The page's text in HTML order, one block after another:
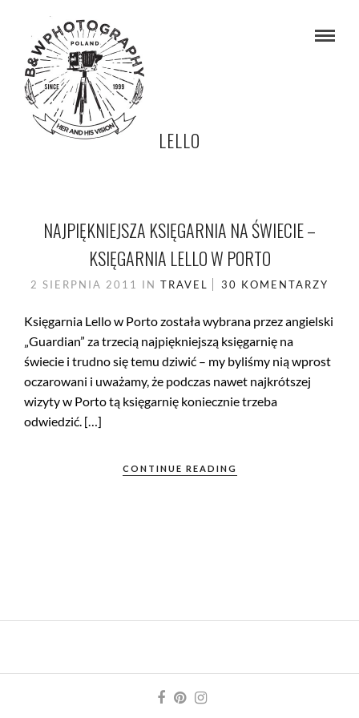
LELLO
NAJPIĘKNIEJSZA KSIĘGARNIA NA ŚWIECIE –
KSIĘGARNIA LELLO W PORTO
2 SIERPNIA 2011 IN TRAVEL 30 KOMENTARZY
Księgarnia Lello w Porto została wybrana przez angielski
„Guardian” za trzecią najpiękniejszą księgarnię na
świecie i trudno się temu dziwić – my byliśmy nią wprost
oczarowani i uważamy, że podczas nawet najkrótszej
wizyty w Porto tą księgarnię koniecznie trzeba
odwiedzić. […]
CONTINUE READING